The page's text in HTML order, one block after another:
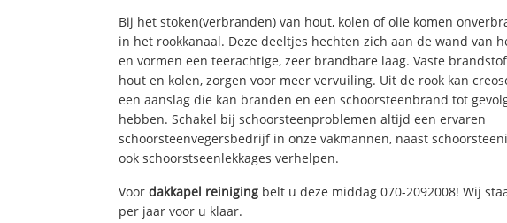
Bij het stoken(verbranden) van hout, kolen of olie komen
in het rookkanaal. Deze deeltjes hechten zich aan de wand van
en vormen een teerachtige, zeer brandbare laag. Vaste
hout en kolen, zorgen voor meer vervuiling. Uit de rook kan
een aanslag die kan branden en een schoorsteenbrand tot
hebben. Schakel bij schoorsteenproblemen altijd een ervaren
schoorsteenvegersbedrijf in onze vakmannen, naast
ook schoorstseenlekkages verhelpen.
Voordakkapel reiniging belt u deze middag 070-2092008! Wij
per jaar voor u klaar.